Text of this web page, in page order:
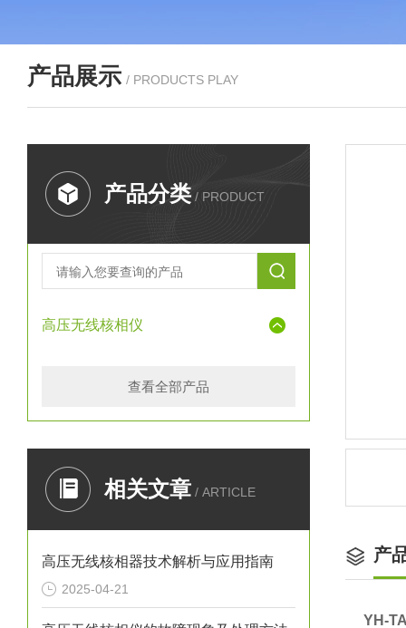
产品展示 / PRODUCTS PLAY
产品分类 / PRODUCT
高压无线核相仪
查看全部产品
相关文章 / ARTICLE
高压无线核相器技术解析与应用指南
2025-04-21
产
YH-